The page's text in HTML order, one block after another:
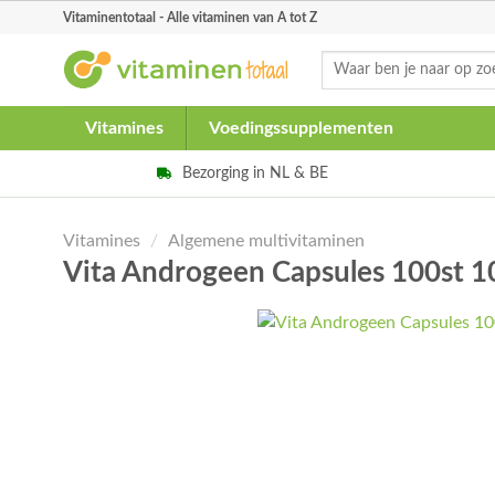
Vitaminentotaal - Alle vitaminen van A tot Z
Zoeken
Vitamines Voedingssupplementen
Bezorging in NL & BE
Vitamines / Algemene multivitaminen
Vita Androgeen Capsules 100st